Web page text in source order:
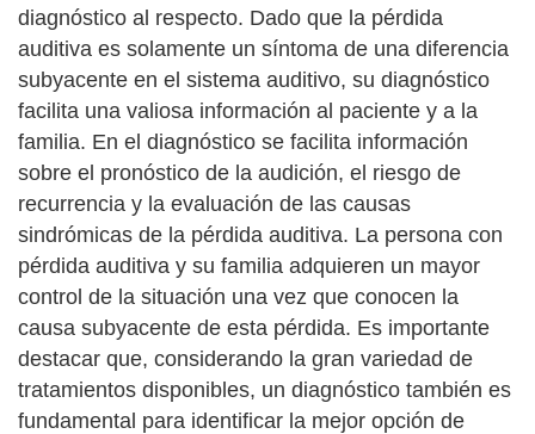
diagnóstico al respecto. Dado que la pérdida
auditiva es solamente un síntoma de una diferencia
subyacente en el sistema auditivo, su diagnóstico
facilita una valiosa información al paciente y a la
familia. En el diagnóstico se facilita información
sobre el pronóstico de la audición, el riesgo de
recurrencia y la evaluación de las causas
sindrómicas de la pérdida auditiva. La persona con
pérdida auditiva y su familia adquieren un mayor
control de la situación una vez que conocen la
causa subyacente de esta pérdida. Es importante
destacar que, considerando la gran variedad de
tratamientos disponibles, un diagnóstico también es
fundamental para identificar la mejor opción de